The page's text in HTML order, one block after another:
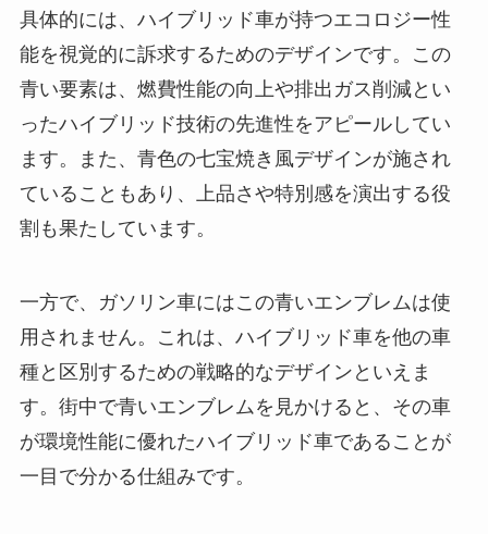
具体的には、ハイブリッド車が持つエコロジー性
能を視覚的に訴求するためのデザインです。この
青い要素は、燃費性能の向上や排出ガス削減とい
ったハイブリッド技術の先進性をアピールしてい
ます。また、青色の七宝焼き風デザインが施され
ていることもあり、上品さや特別感を演出する役
割も果たしています。
一方で、ガソリン車にはこの青いエンブレムは使
用されません。これは、ハイブリッド車を他の車
種と区別するための戦略的なデザインといえま
す。街中で青いエンブレムを見かけると、その車
が環境性能に優れたハイブリッド車であることが
一目で分かる仕組みです。